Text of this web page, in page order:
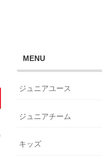
MENU
ジュニアユース
ジュニアチーム
キッズ